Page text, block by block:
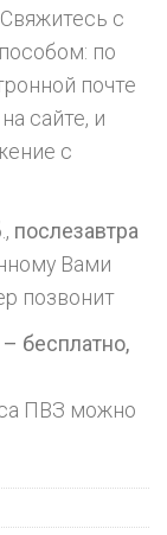
Свяжитесь с
по
почте
сайте, и
с
послезавтра
Вами
позвонит
бесплатно,
ПВЗ можно